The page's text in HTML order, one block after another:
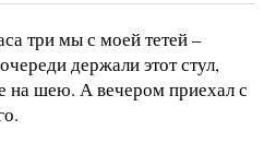
три мы с моей тетей –
держали этот стул,
на шею. А вечером приехал с